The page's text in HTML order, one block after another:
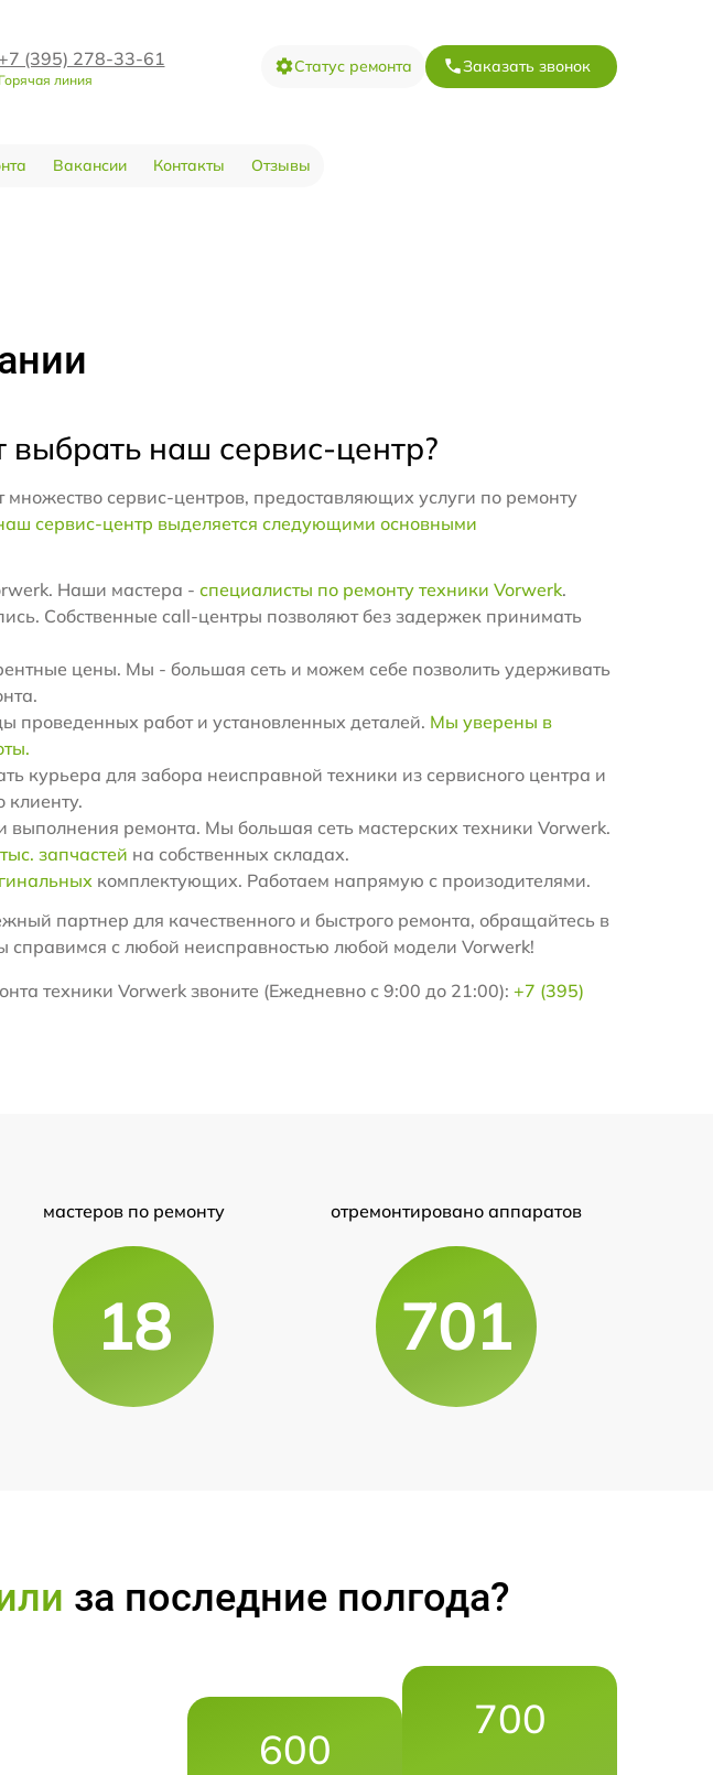
+7 (395) 278-33-61
линия
Статус ремонта Заказать звонок
Вакансии Контакты Отзывы
выбрать наш сервис-центр?
множество сервис-центров, предоставляющих услуги по ремонту
сервис-центр выделяется следующими основными
Наши мастера - специалисты по ремонту техники Vorwerk.
Собственные call-центры позволяют без задержек принимать
цены. Мы - большая сеть и можем себе позволить удерживать
проведенных работ и установленных деталей. Мы уверены в
курьера для забора неисправной техники из сервисного центра и
клиенту.
ремонта. Мы большая сеть мастерских техники Vorwerk.
запчастей на собственных складах.
комплектующих. Работаем напрямую с произодителями.
партнер для качественного и быстрого ремонта, обращайтесь в
справимся с любой неисправностью любой модели Vorwerk!
техники Vorwerk звоните (Ежедневно с 9:00 до 21:00): +7 (395)
мастеров по ремонту
18
отремонтировано аппаратов
701
за последние полгода?
600
700